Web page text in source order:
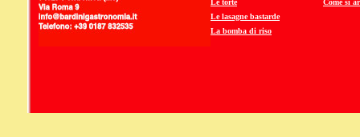
Le torte
Le lasagne bastarde
La bomba di riso
Come si